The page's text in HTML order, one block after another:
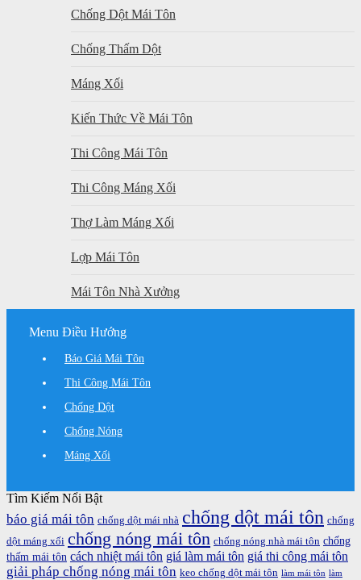
Chống Dột Mái Tôn
Chống Thấm Dột
Máng Xối
Kiến Thức Về Mái Tôn
Thi Công Mái Tôn
Thi Công Máng Xối
Thợ Làm Máng Xối
Lợp Mái Tôn
Mái Tôn Nhà Xưởng
Menu Điều Hướng
Báo Giá Mái Tôn
Thi Công Mái Tôn
Chống Dột
Chống Nóng
Máng Xối
Tìm Kiếm Nổi Bật
báo giá mái tôn chống dột mái nhà chống dột mái tôn chống
dột máng xối chống nóng mái tôn chống nóng nhà mái tôn chống
thấm mái tôn cách nhiệt mái tôn giá làm mái tôn giá thi công mái tôn
giải pháp chống nóng mái tôn keo chống dột mái tôn làm mái tôn làm